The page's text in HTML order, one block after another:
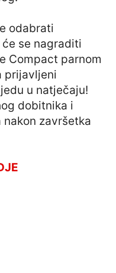
odabrati
se nagraditi
Compact parnom
prijavljeni
u natječaju!
dobitnika i
završetka